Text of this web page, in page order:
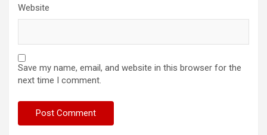
Website
Save my name, email, and website in this browser for the
next time I comment.